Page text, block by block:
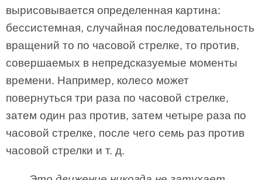
вырисовывается определенная картина:
бессистемная, случайная последовательность
вращений то по часовой стрелке, то против,
совершаемых в непредсказуемые моменты
времени. Например, колесо может
повернуться три раза по часовой стрелке,
затем один раз против, затем четыре раза по
часовой стрелке, после чего семь раз против
часовой стрелки и т. д.